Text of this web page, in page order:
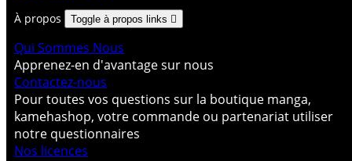
À propos Toggle à propos links 
Qui Sommes Nous
Apprenez-en d'avantage sur nous
Contactez-nous
Pour toutes vos questions sur la boutique manga,
kamehashop, votre commande ou partenariat utiliser
notre questionnaires
Nos licences